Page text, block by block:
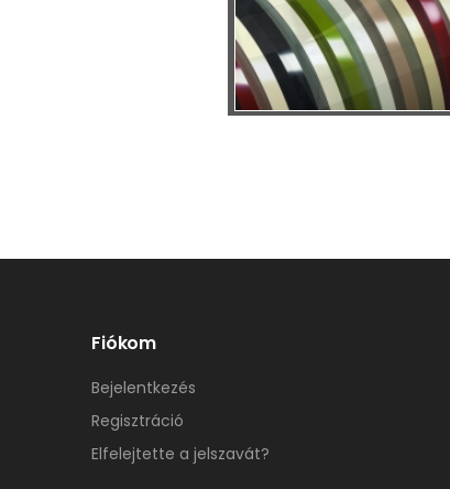
Fiókom
Bejelentkezés
Regisztráció
Elfelejtette a jelszavát?